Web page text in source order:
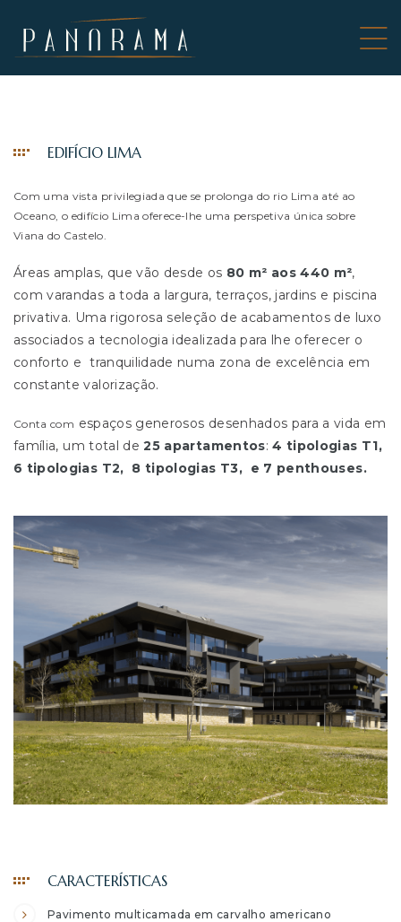
EDIFÍCIO LIMA
Com uma vista privilegiada que se prolonga do rio Lima até ao
Oceano, o edifício Lima oferece-lhe uma perspetiva única sobre
Viana do Castelo.
Áreas amplas, que vão desde os 80 m² aos 440 m²,
com varandas a toda a largura, terraços, jardins e piscina
privativa. Uma rigorosa seleção de acabamentos de luxo
associados a tecnologia idealizada para lhe oferecer o
conforto e tranquilidade numa zona de excelência em
constante valorização.
Conta com espaços generosos desenhados para a vida em
família, um total de25 apartamentos:4 tipologias T1,
6 tipologias T2, 8 tipologias T3, e 7 penthouses.
CARACTERÍSTICAS
Pavimento multicamada em carvalho americano
DE 8
–
FR
TR
CFR
CTR